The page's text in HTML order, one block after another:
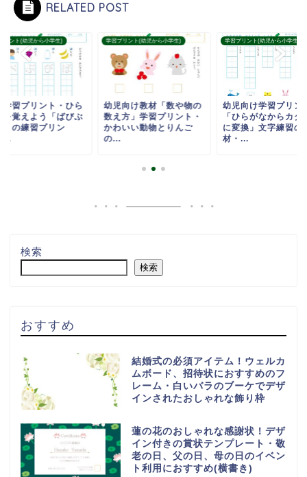
RELATED POST
リント(幼児から小学生)
学習プリント・ひら
を覚えよう「ばびぶ
」の練習プリン
...
学習プリント(幼児から小学生)
幼児向け教材「数や物の
数え方」学習プリント・
かわいい動物とりんご
の...
学習プリント(幼児から小学生)
幼児向け学習プリン
「ひらがなからカタ
に変換」文字練習の
材・...
検索
検索
おすすめ
結婚式の必須アイテム！ウェルカ
ムボード、招待状におすすめのフ
レーム・白いバラのブーケでデザ
インされたおしゃれな飾り枠
蓮の花のおしゃれな感謝状！デザ
イン付きの賞状テンプレート・敬
老の日、父の日、母の日のイベン
ト利用におすすめ(横書き)